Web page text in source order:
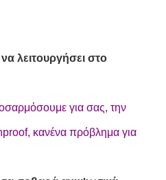
λειτουργήσει στο
για σας, την
κανένα πρόβλημα για